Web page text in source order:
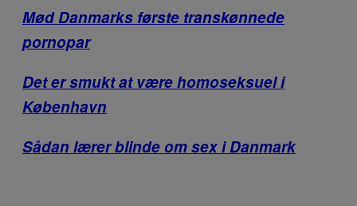
Mød Danmarks første transkønnede
pornopar
Det er smukt at være homoseksuel i
København
Sådan lærer blinde om sex i Danmark